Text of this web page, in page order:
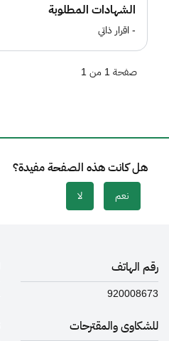
الشهادات المطلوبة
- اقرار ذاتي
صفحة 1 من 1
هل كانت هذه الصفحة مفيدة؟
نعم لا
رقم الهاتف
920008673
للشكاوى والمقترحات